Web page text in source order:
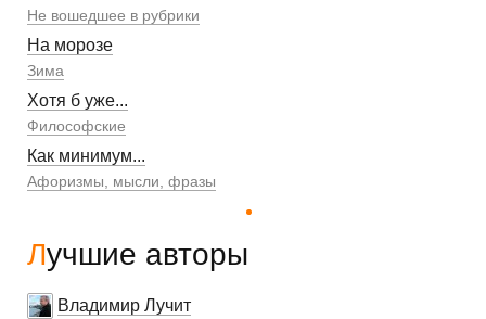
Не вошедшее в рубрики
На морозе
Зима
Хотя б уже...
Философские
Как минимум...
Афоризмы, мысли, фразы
Лучшие авторы
Владимир Лучит